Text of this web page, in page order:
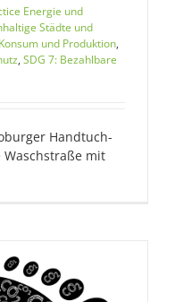
Energie und
Städte und
und Produktion,
, SDG 7: Bezahlbare
Handtuch-
mit